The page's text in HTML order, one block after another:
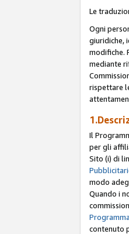
Le
Ogni
giuridiche,
modifiche.
mediante
rispettare
Il
per gli
Sito (i) di
modo
Quando i
contenuto